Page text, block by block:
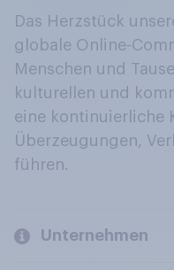
Das Herzstück
globale Online-
Menschen und
kulturellen und
eine kontinuierliche
Überzeugungen,
führen.
Unternehmen